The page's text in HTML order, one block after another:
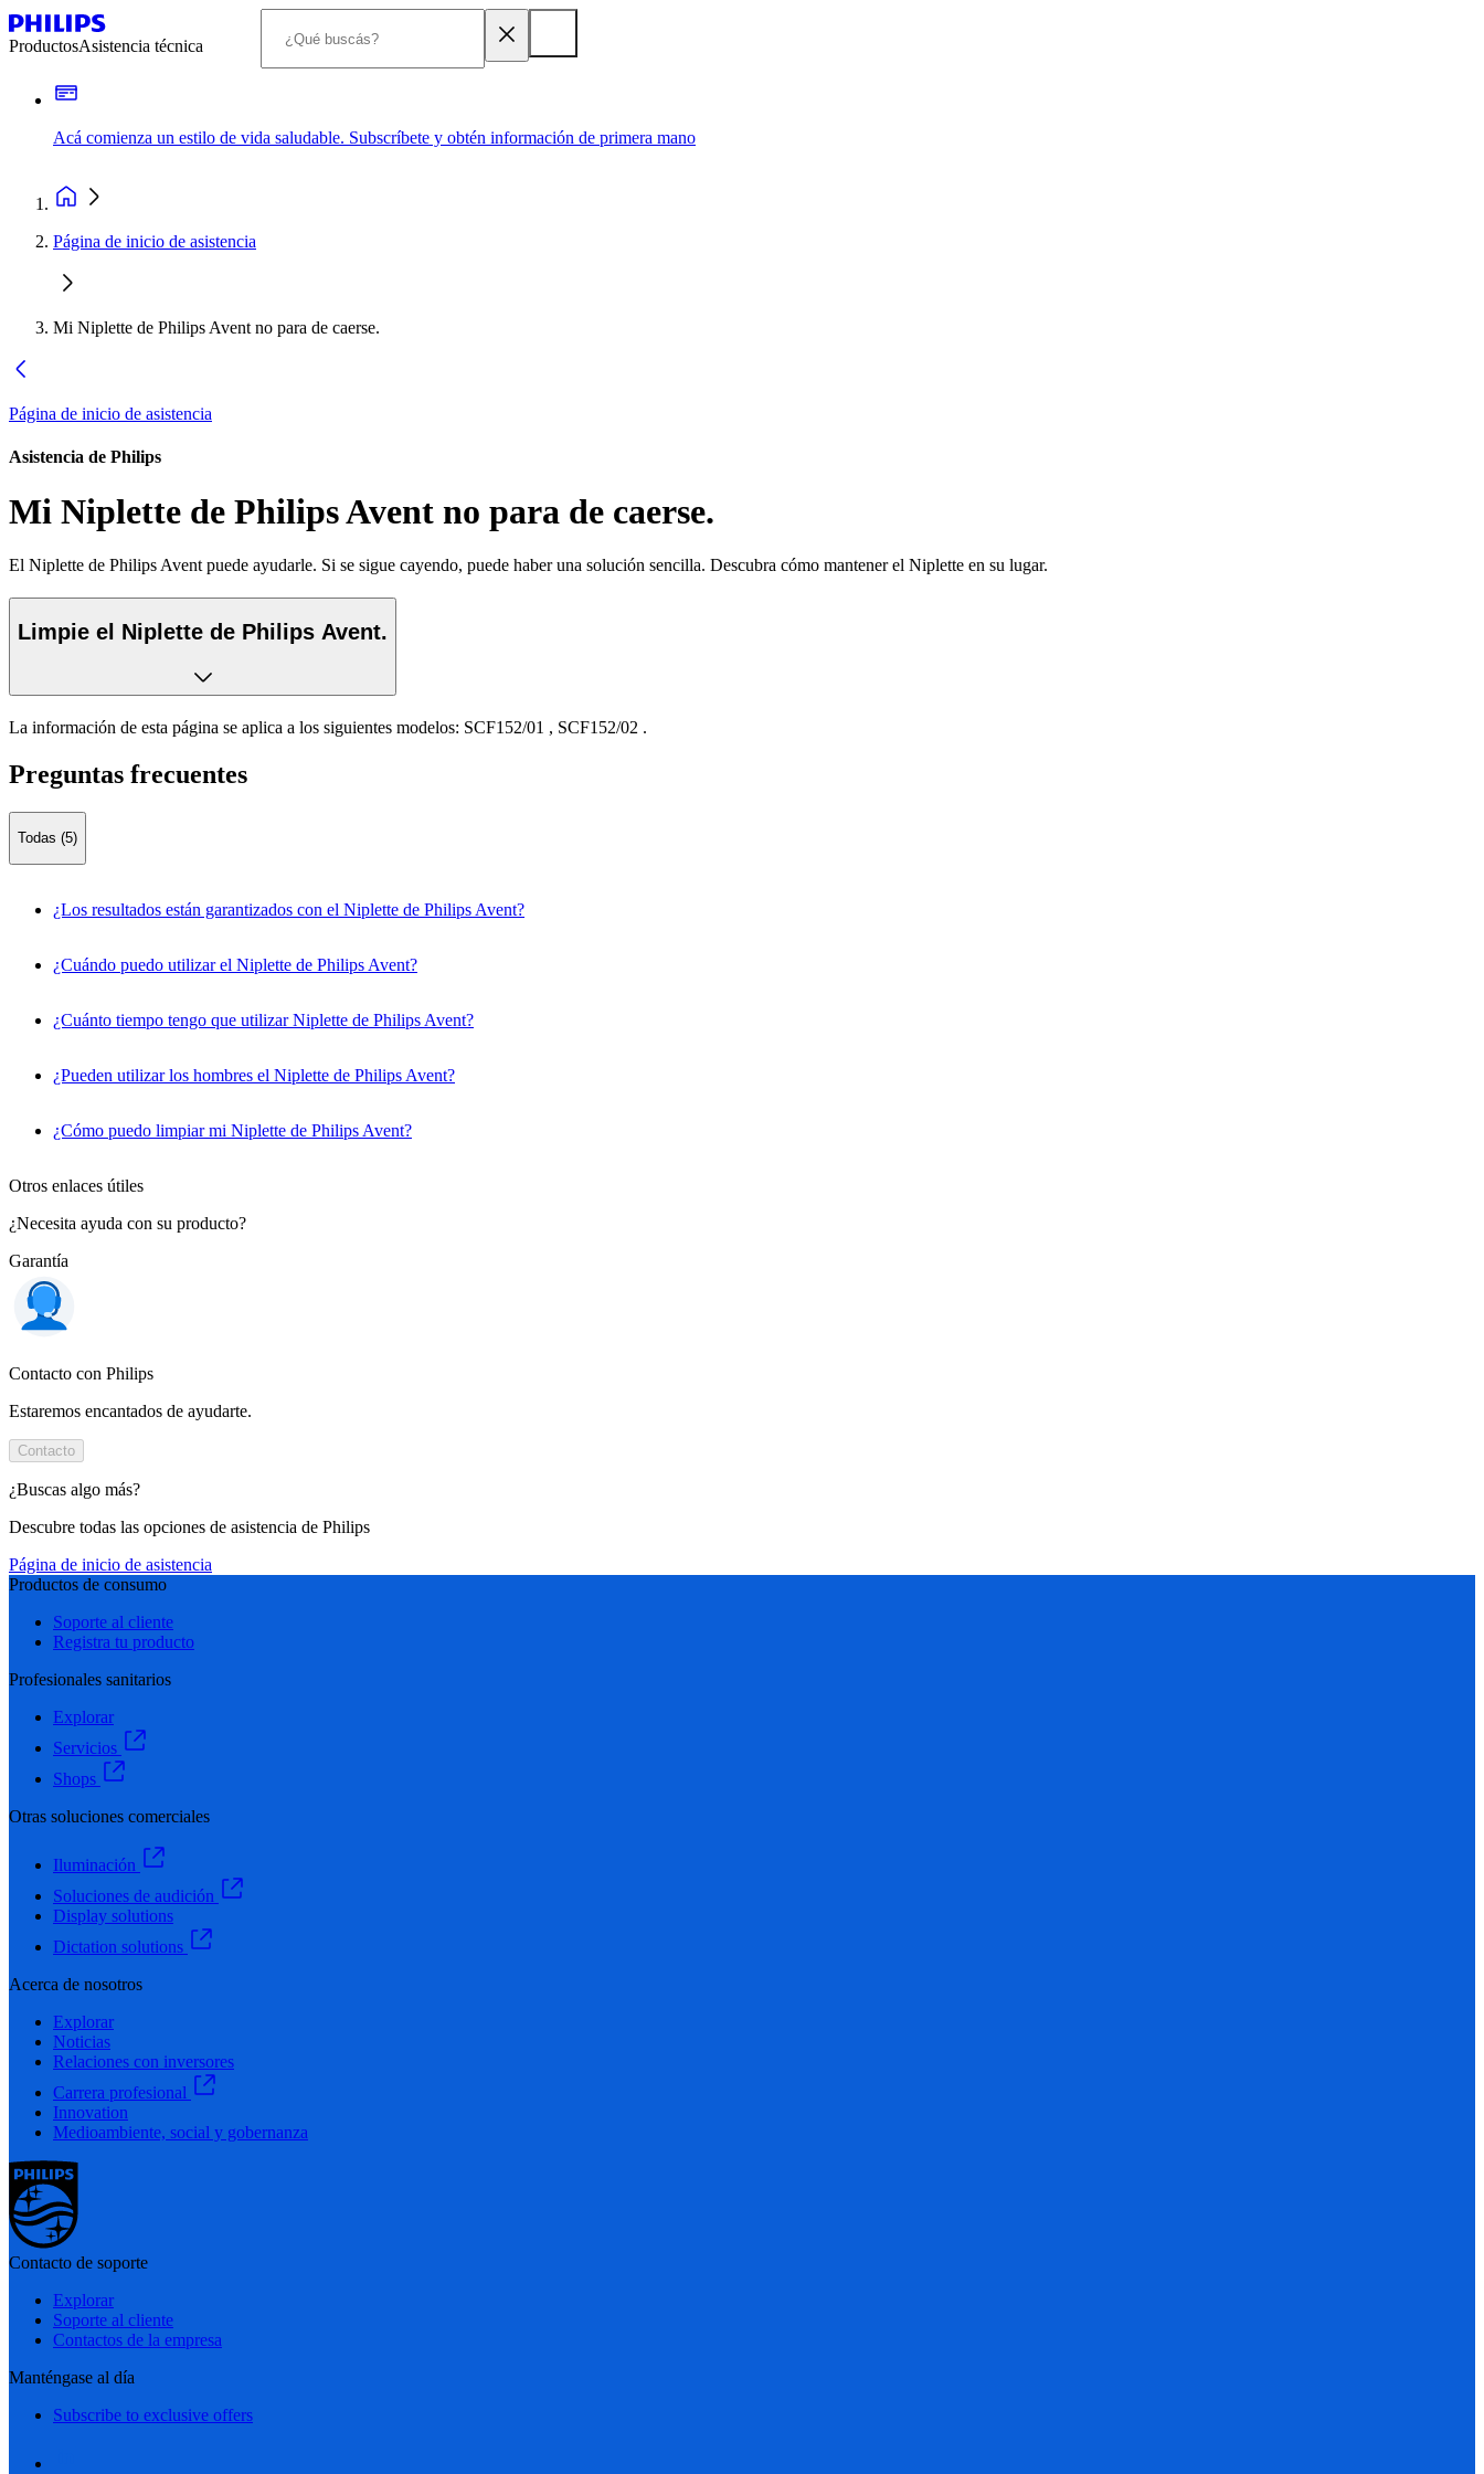
ProductosAsistencia técnica
Acá comienza un estilo de vida saludable. Subscríbete y obtén información de primera mano
Página de inicio de asistencia
Mi Niplette de Philips Avent no para de caerse.
Página de inicio de asistencia
Asistencia de Philips
Mi Niplette de Philips Avent no para de caerse.
El Niplette de Philips Avent puede ayudarle. Si se sigue cayendo, puede haber una solución sencilla. Descubra cómo mantener el Niplette en su lugar.
Limpie el Niplette de Philips Avent.
La información de esta página se aplica a los siguientes modelos: SCF152/01 , SCF152/02 .
Preguntas frecuentes
Todas (5)
¿Los resultados están garantizados con el Niplette de Philips Avent?
¿Cuándo puedo utilizar el Niplette de Philips Avent?
¿Cuánto tiempo tengo que utilizar Niplette de Philips Avent?
¿Pueden utilizar los hombres el Niplette de Philips Avent?
¿Cómo puedo limpiar mi Niplette de Philips Avent?
Otros enlaces útiles
¿Necesita ayuda con su producto?
Garantía
Contacto con Philips
Estaremos encantados de ayudarte.
Contacto
¿Buscas algo más?
Descubre todas las opciones de asistencia de Philips
Página de inicio de asistencia
Productos de consumo
Soporte al cliente
Registra tu producto
Profesionales sanitarios
Explorar
Servicios
Shops
Otras soluciones comerciales
Iluminación
Soluciones de audición
Display solutions
Dictation solutions
Acerca de nosotros
Explorar
Noticias
Relaciones con inversores
Carrera profesional
Innovation
Medioambiente, social y gobernanza
Contacto de soporte
Explorar
Soporte al cliente
Contactos de la empresa
Manténgase al día
Subscribe to exclusive offers